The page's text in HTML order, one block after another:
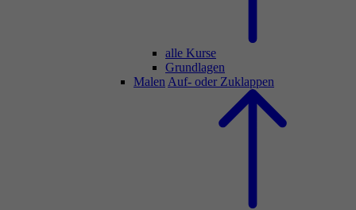
alle Kurse
Grundlagen
Malen Auf- oder Zuklappen